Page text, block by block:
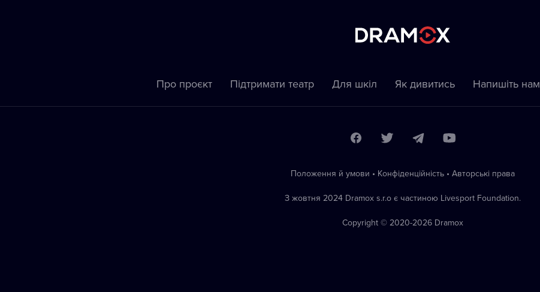
Про проєкт Підтримати театр Для шкіл Як дивитись Напишіть нам
Положення й умови • Конфіденційність • Автoрські права
З жовтня 2024 Dramox s.r.o є частиною Livesport Foundation.
Copyright © 2020-2026 Dramox